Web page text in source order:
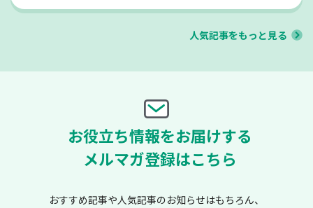
人気記事をもっと見る
お役立ち情報をお届けする
メルマガ登録はこちら
おすすめ記事や人気記事のお知らせはもちろん、